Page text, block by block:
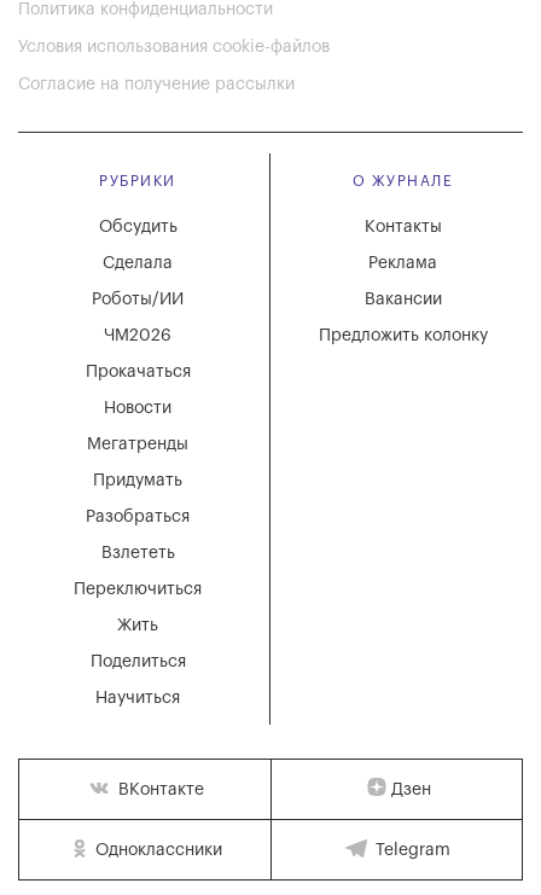
Политика конфиденциальности
Условия использования cookie-файлов
Согласие на получение рассылки
РУБРИКИ
Мегатренды
Придумать
Разобраться
Взлететь
Новости
Переключиться
Жить
Поделиться
Научиться
Обсудить
Сделала
Роботы/ИИ
ЧМ2026
Прокачаться
О ЖУРНАЛЕ
Вакансии
Реклама
Контакты
Предложить колонку
ВКонтакте Дзен
Одноклассники Telegram